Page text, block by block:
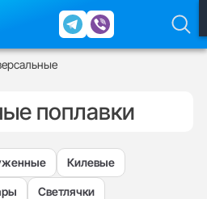
поплавки
Килевые
Светлячки